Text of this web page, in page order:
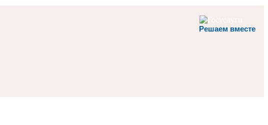
Решаем вместе